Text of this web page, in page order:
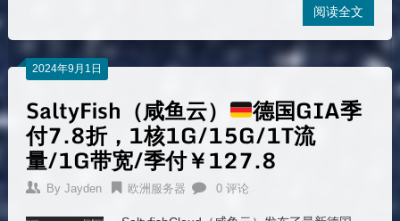
阅读全文
2024年9月1日
SaltyFish（咸鱼云） 德国GIA季
付7.8折，1核1G/15G/1T流
量/1G带宽/季付￥127.8
By Jayden 欧洲服务器 0 评论